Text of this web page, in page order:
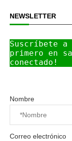
NEWSLETTER
Suscríbete a
primero en
conectado!
Nombre
Correo electrónico